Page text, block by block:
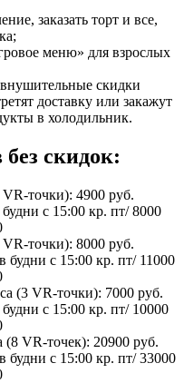
заказать торт и все,
меню» для взрослых
скидки
доставку или закажут
в холодильник.
скидок:
точки): 4900 руб.
с 15:00 кр. пт/ 8000
точки): 8000 руб.
будни с 15:00 кр. пт/ 11000
(3 VR-точки): 7000 руб.
с 15:00 кр. пт/ 10000
(8 VR-точек): 20900 руб.
будни с 15:00 кр. пт/ 33000